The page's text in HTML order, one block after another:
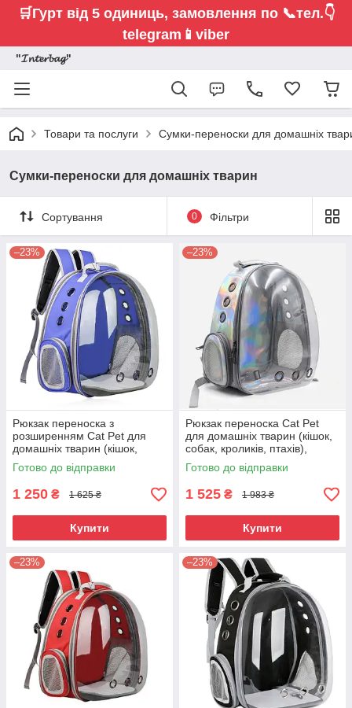
🛒Гурт від 5 одиниць, замовлення по 📞тел.👇
telegram📱viber
"𝓘𝓷𝓽𝓮𝓻𝓫𝓪𝓰"
Товари та послуги Сумки-переноски для домашніх
Сумки-переноски для домашніх тварин
Сортування 0 Фільтри
–23%
Рюкзак переноска з
розширенням Cat Pet для
домашніх тварин (кішок,
собак, кроликів, птахів та ін) (
код:
Готово до відправки
1 250 ₴ 1 625 ₴
Купити
–23%
Рюкзак переноска Cat Pet
для домашніх тварин (кішок,
собак, кроликів, птахів),
голограма ( код: IBH007S )
Готово до відправки
1 525 ₴ 1 983 ₴
Купити
–23% –23%